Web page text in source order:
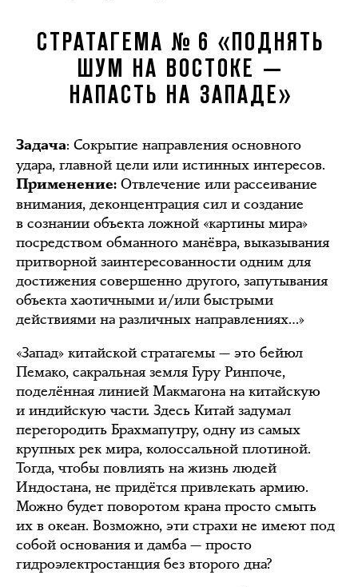
СТРАТАГЕМА № 6 «ПОДНЯТЬ
ШУМ НА ВОСТОКЕ —
НАПАСТЬ НА ЗАПАДЕ»
Задача: Сокрытие направления основного
удара, главной цели или истинных интересов.
Применение: Отвлечение или рассеивание
внимания, деконцентрация сил и создание
в сознании объекта ложной «картины мира»
посредством обманного манёвра, выказывания
притворной заинтересованности одним для
достижения совершенно другого, запутывания
объекта хаотичными и/или быстрыми
действиями на различных направлениях…»
«Запад» китайской стратагемы — это бейюл
Пемако, сакральная земля Гуру Ринпоче,
поделённая линией Макмагона на китайскую
и индийскую части. Здесь Китай задумал
перегородить Брахмапутру, одну из самых
крупных рек мира, колоссальной плотиной.
Тогда, чтобы повлиять на жизнь людей
Индостана, не придётся привлекать армию.
Можно будет поворотом крана просто смыть
их в океан. Возможно, эти страхи не имеют под
собой основания и дамба — просто
гидроэлектростанция без второго дна?